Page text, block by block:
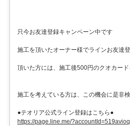
只今お友達登録キャンペーン中です
施工を頂いたオーナー様でラインお友達
頂いた方には、施工後500円のクオカー
施工を考えている方は、この機会に是非
●テオリア公式ライン登録はこちら●
https://page.line.me/?accountId=519avioq